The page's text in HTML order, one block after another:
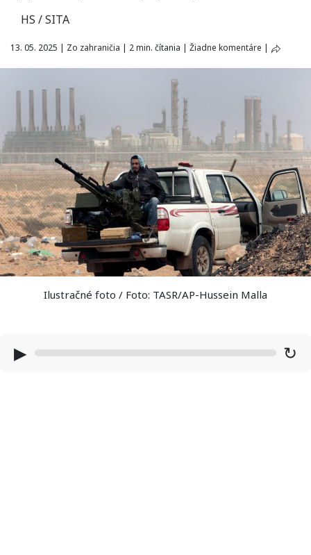
HS / SITA
13. 05. 2025 | Zo zahraničia | 2 min. čítania | Žiadne komentáre |
Ilustračné foto / Foto: TASR/AP-Hussein Malla
▶ ↻